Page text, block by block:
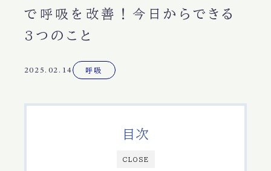
で呼吸を改善！今日からできる
3つのこと
2025.02.14 呼吸
CLOSE
目次